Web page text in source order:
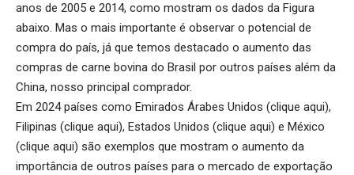
anos de 2005 e 2014, como mostram os dados da Figura
abaixo. Mas o mais importante é observar o potencial de
compra do país, já que temos destacado o aumento das
compras de carne bovina do Brasil por outros países além da
China, nosso principal comprador.
Em 2024 países como Emirados Árabes Unidos (clique aqui),
Filipinas (clique aqui), Estados Unidos (clique aqui) e México
(clique aqui) são exemplos que mostram o aumento da
importância de outros países para o mercado de exportação